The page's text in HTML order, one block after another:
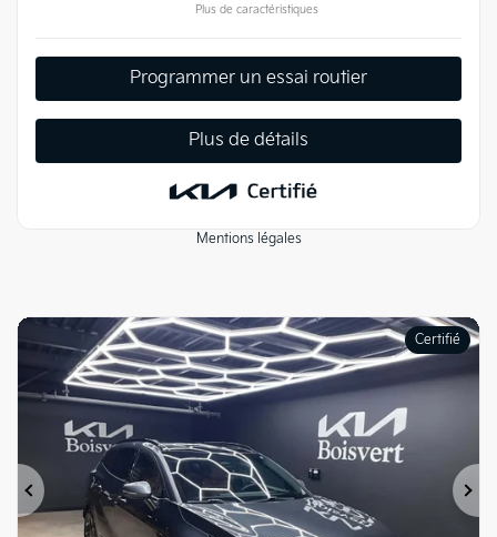
Plus de caractéristiques
Programmer un essai routier
Plus de détails
Mentions légales
Certifié
Précédent